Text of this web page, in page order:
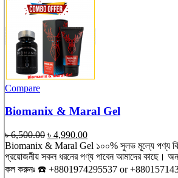
Compare
Biomanix & Maral Gel
৳6,500.00 Original
price
was:
৳ 6,500.00.
৳ 4,990.00Current
price
is:
৳ 4,990.00.
Biomanix & Maral Gel ১০০% সুলভ মূল্যে পণ্য
প্রয়োজনীয় সকল ধরনের পণ্য পাবেন আমাদের কাছে।
কল করুনঃ ☎️ +8801974295537 or